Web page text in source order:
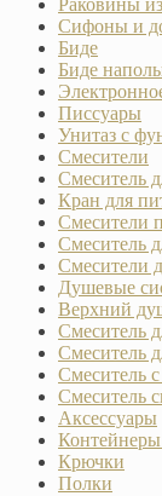
Сифоны и
Биде
Биде
Писсуары
Унитаз с
Смесители
Смеситель
Кран для
Смесители
Смеситель
Смесители
Душевые
Верхний
Смеситель
Смеситель
Смеситель
Смеситель
Аксессуары
Крючки
Полки